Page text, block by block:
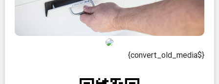
{$convert_old_media}